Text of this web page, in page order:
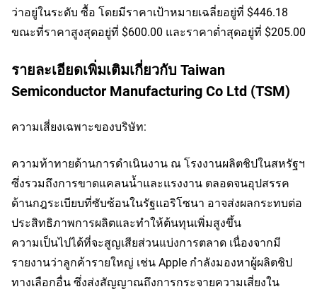
ว่าอยู่ในระดับ ซื้อ โดยมีราคาเป้าหมายเฉลี่ยอยู่ที่ $446.18
ขณะที่ราคาสูงสุดอยู่ที่ $600.00 และราคาต่ำสุดอยู่ที่ $205.00
รายละเอียดเพิ่มเติมเกี่ยวกับ Taiwan
Semiconductor Manufacturing Co Ltd (TSM)
ความเสี่ยงเฉพาะของบริษัท:
ความท้าทายด้านการดำเนินงาน ณ โรงงานผลิตชิปในสหรัฐฯ
ซึ่งรวมถึงการขาดแคลนน้ำและแรงงาน ตลอดจนอุปสรรค
ด้านกฎระเบียบที่ซับซ้อนในรัฐแอริโซนา อาจส่งผลกระทบต่อ
ประสิทธิภาพการผลิตและทำให้ต้นทุนเพิ่มสูงขึ้น
ความเป็นไปได้ที่จะสูญเสียส่วนแบ่งการตลาด เนื่องจากมี
รายงานว่าลูกค้ารายใหญ่ เช่น Apple กำลังมองหาผู้ผลิตชิป
ทางเลือกอื่น ซึ่งส่งสัญญาณถึงการกระจายความเสี่ยงใน